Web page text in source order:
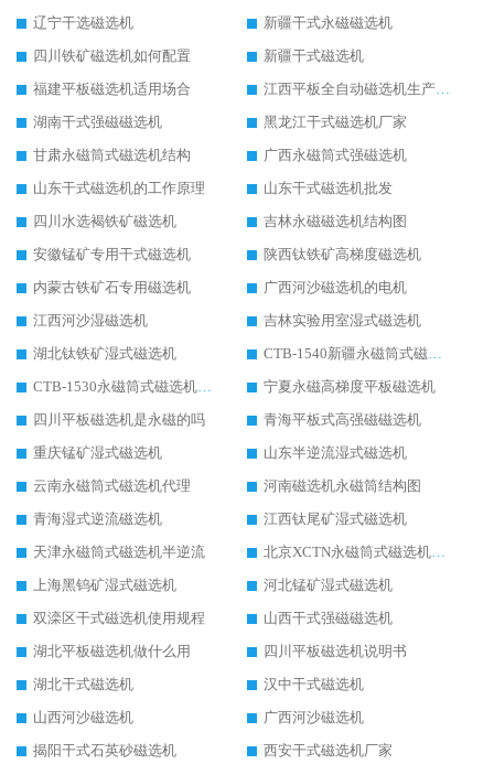
辽宁干选磁选机
新疆干式永磁磁选机
四川铁矿磁选机如何配置
新疆干式磁选机
福建平板磁选机适用场合
江西平板全自动磁选机生产厂家
湖南干式强磁磁选机
黑龙江干式磁选机厂家
甘肃永磁筒式磁选机结构
广西永磁筒式强磁选机
山东干式磁选机的工作原理
山东干式磁选机批发
四川水选褐铁矿磁选机
吉林永磁磁选机结构图
安徽锰矿专用干式磁选机
陕西钛铁矿高梯度磁选机
内蒙古铁矿石专用磁选机
广西河沙磁选机的电机
江西河沙湿磁选机
吉林实验用室湿式磁选机
湖北钛铁矿湿式磁选机
CTB-1540新疆永磁筒式磁选机
CTB-1530永磁筒式磁选机代理商
宁夏永磁高梯度平板磁选机
四川平板磁选机是永磁的吗
青海平板式高强磁磁选机
重庆锰矿湿式磁选机
山东半逆流湿式磁选机
云南永磁筒式磁选机代理
河南磁选机永磁筒结构图
青海湿式逆流磁选机
江西钛尾矿湿式磁选机
天津永磁筒式磁选机半逆流
北京XCTN永磁筒式磁选机磁块位置
上海黑钨矿湿式磁选机
河北锰矿湿式磁选机
双滦区干式磁选机使用规程
山西干式强磁磁选机
湖北平板磁选机做什么用
四川平板磁选机说明书
湖北干式磁选机
汉中干式磁选机
山西河沙磁选机
广西河沙磁选机
揭阳干式石英砂磁选机
西安干式磁选机厂家